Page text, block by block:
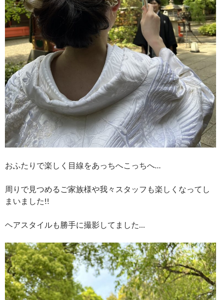
おふたりで楽しく目線をあっちへこっちへ…
周りで見つめるご家族様や我々スタッフも楽しくなってし
まいました!!
ヘアスタイルも勝手に撮影してました…